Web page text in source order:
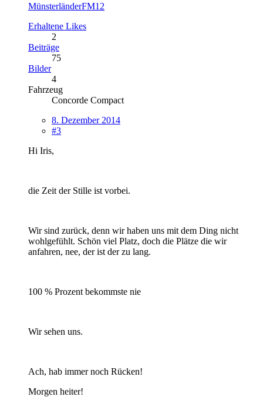
MünsterländerFM12
Erhaltene Likes
2
Beiträge
75
Bilder
4
Fahrzeug
Concorde Compact
8. Dezember 2014
#3
Hi Iris,
die Zeit der Stille ist vorbei.
Wir sind zurück, denn wir haben uns mit dem Ding nicht
wohlgefühlt. Schön viel Platz, doch die Plätze die wir
anfahren, nee, der ist der zu lang.
100 % Prozent bekommste nie
Wir sehen uns.
Ach, hab immer noch Rücken!
Morgen heiter!